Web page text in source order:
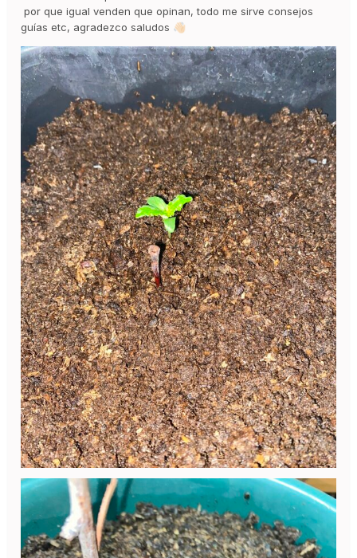
por que igual venden que opinan, todo me sirve consejos
guías etc, agradezco saludos 👋🏻